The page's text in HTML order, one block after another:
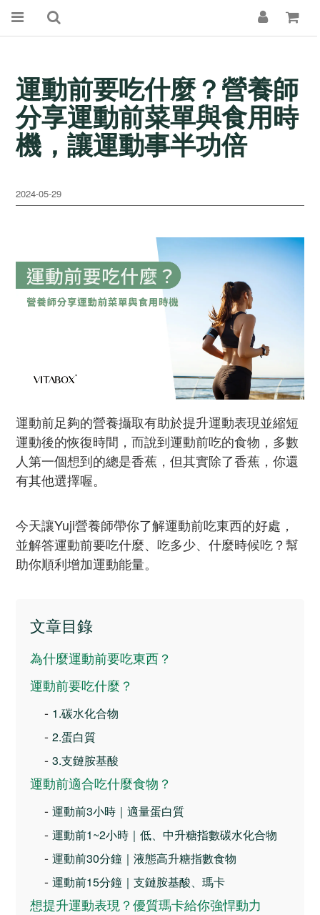
運動前要吃什麼？營養師
分享運動前菜單與食用時
機，讓運動事半功倍
2024-05-29
運動前足夠的營養攝取有助於提升運動表現並縮短
運動後的恢復時間，而說到運動前吃的食物，多數
人第一個想到的總是香蕉，但其實除了香蕉，你還
有其他選擇喔。
今天讓Yuji營養師帶你了解運動前吃東西的好處，
並解答運動前要吃什麼、吃多少、什麼時候吃？幫
助你順利增加運動能量。
文章目錄
為什麼運動前要吃東西？
運動前要吃什麼？
- 1.碳水化合物
- 2.蛋白質
- 3.支鏈胺基酸
運動前適合吃什麼食物？
- 運動前3小時｜適量蛋白質
- 運動前1~2小時｜低、中升糖指數碳水化合物
- 運動前30分鐘｜液態高升糖指數食物
- 運動前15分鐘｜支鏈胺基酸、瑪卡
想提升運動表現？優質瑪卡給你強悍動力